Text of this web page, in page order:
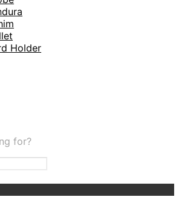
Holder
for?